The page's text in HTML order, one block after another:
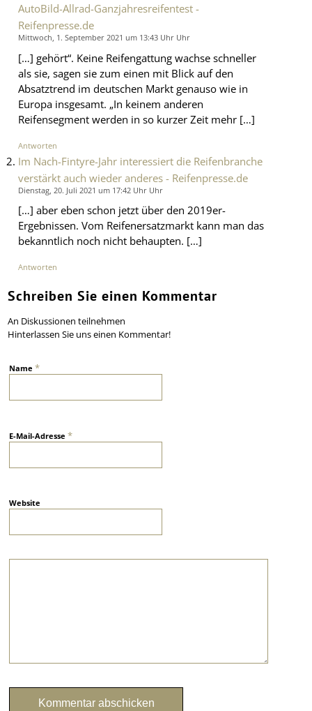
AutoBild-Allrad-Ganzjahresreifentest -
Reifenpresse.de
Mittwoch, 1. September 2021 um 13:43 Uhr Uhr
[…] gehört“. Keine Reifengattung wachse schneller
als sie, sagen sie zum einen mit Blick auf den
Absatztrend im deutschen Markt genauso wie in
Europa insgesamt. „In keinem anderen
Reifensegment werden in so kurzer Zeit mehr […]
Antworten
Im Nach-Fintyre-Jahr interessiert die Reifenbranche
verstärkt auch wieder anderes - Reifenpresse.de
Dienstag, 20. Juli 2021 um 17:42 Uhr Uhr
[…] aber eben schon jetzt über den 2019er-
Ergebnissen. Vom Reifenersatzmarkt kann man das
bekanntlich noch nicht behaupten. […]
Antworten
Schreiben Sie einen Kommentar
An Diskussionen teilnehmen
Hinterlassen Sie uns einen Kommentar!
Name*
E-Mail-Adresse*
Website